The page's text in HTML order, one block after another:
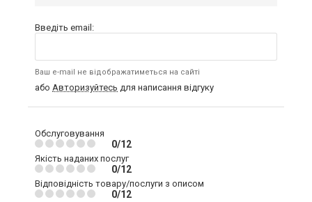
Введіть email:
Ваш e-mail не відображатиметься на сайті
або Авторизуйтесь для написання відгуку
Обслуговування
0/12
Якість наданих послуг
0/12
Відповідність товару/послуги з описом
0/12